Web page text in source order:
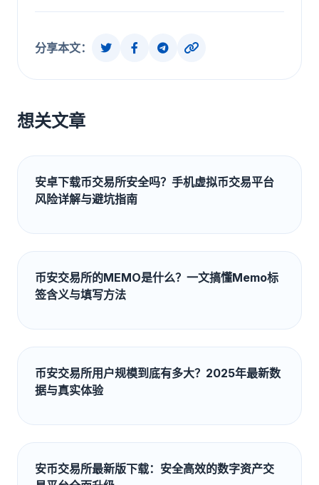
分享本文：
想关文章
安卓下载币交易所安全吗？手机虚拟币交易平台
风险详解与避坑指南
币安交易所的MEMO是什么？一文搞懂Memo标
签含义与填写方法
币安交易所用户规模到底有多大？2025年最新数
据与真实体验
安币交易所最新版下载：安全高效的数字资产交